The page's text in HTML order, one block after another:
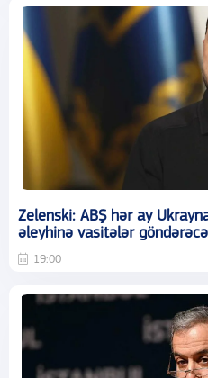
Zelenski: ABŞ hər ay
əleyhinə vasitələr
19:00